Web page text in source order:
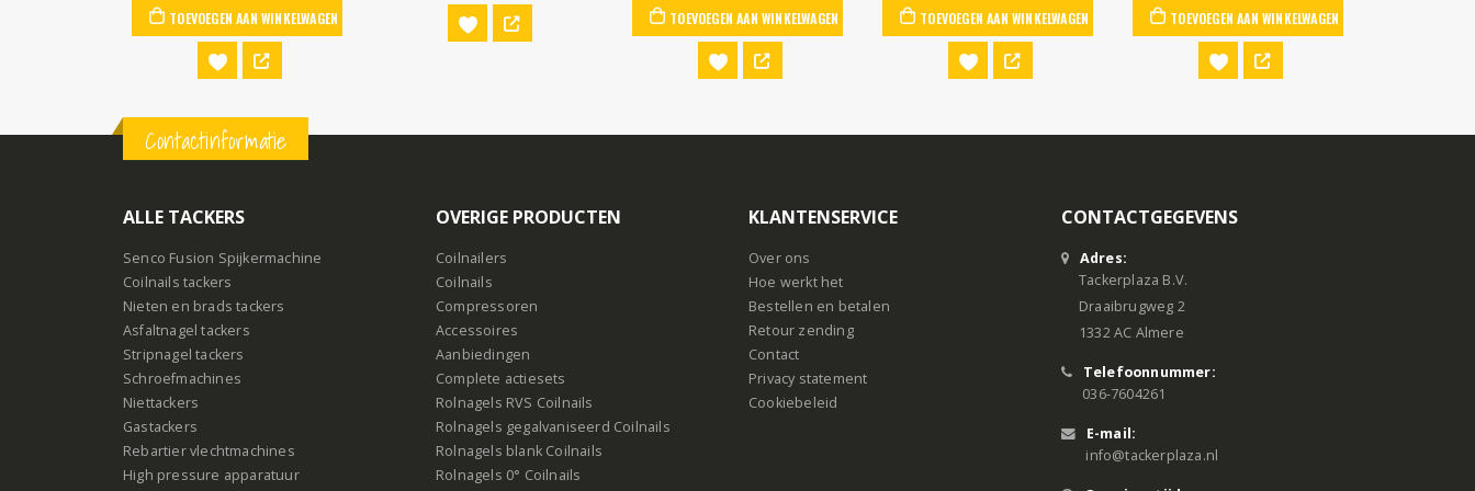
TOEVOEGEN AAN WINKELWAGEN TOEVOEGEN AAN WINKELWAGEN TOEVOEGEN AAN WINKELWAGEN TOEVOEGEN AAN WINKELWAGEN
Contactinformatie
ALLE TACKERS
Senco Fusion Spijkermachine
Coilnails tackers
Nieten en brads tackers
Asfaltnagel tackers
Stripnagel tackers
Schroefmachines
Niettackers
Gastackers
Rebartier vlechtmachines
High pressure apparatuur
OVERIGE PRODUCTEN
Coilnailers
Coilnails
Compressoren
Accessoires
Aanbiedingen
Complete actiesets
Rolnagels RVS Coilnails
Rolnagels gegalvaniseerd Coilnails
Rolnagels blank Coilnails
Rolnagels 0° Coilnails
KLANTENSERVICE
Over ons
Hoe werkt het
Bestellen en betalen
Retour zending
Contact
Privacy statement
Cookiebeleid
CONTACTGEGEVENS
Adres:
Tackerplaza B.V.
Draaibrugweg 2
1332 AC Almere
Telefoonnummer:
036-7604261
E-mail:
info@tackerplaza.nl